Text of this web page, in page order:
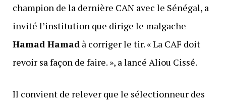
champion de la dernière CAN avec le Sénégal, a
invité l’institution que dirige le malgache
Hamad Hamad à corriger le tir. « La CAF doit
revoir sa façon de faire. », a lancé Aliou Cissé.
Il convient de relever que le sélectionneur des